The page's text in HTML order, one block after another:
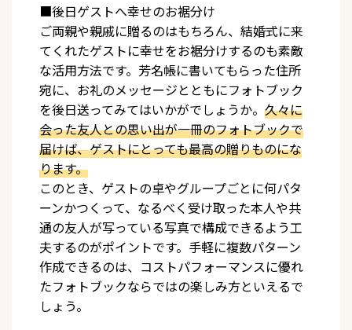
■後日ゲストへ幸せのお裾分け
ご両親や親戚に贈るのはもちろん、結婚式に来
てくれたゲストに幸せをお裾分けするのも素敵
な活用方法です。芳名帳に書いてもらった住所
宛に、お礼のメッセージとともにフォトブック
を後日送ってみてはいかがでしょうか。 久々に
会った友人との思い出が一冊のフォトブックで
届けば、ゲストにとっても最高の贈りものにな
ります。
このとき、ゲストの卓やグループごとに何パタ
ーンかつくって、なるべく受け取った本人や共
通の友人が写っている写真で構成できるよう工
夫するのがポイントです。手軽に複数パターン
作成できるのは、コストパフォーマンスに優れ
たフォトブックならではの楽しみ方といえるで
しょう。